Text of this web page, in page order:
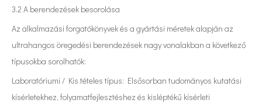
3.2 A berendezések besorolása
Az alkalmazási forgatókönyvek és a gyártási méretek alapján az
ultrahangos öregedési berendezések nagy vonalakban a következő
típusokba sorolhatók:
Laboratóriumi / Kis tételes típus: Elsősorban tudományos kutatási
kísérletekhez, folyamatfejlesztéshez és kisléptékű kísérleti